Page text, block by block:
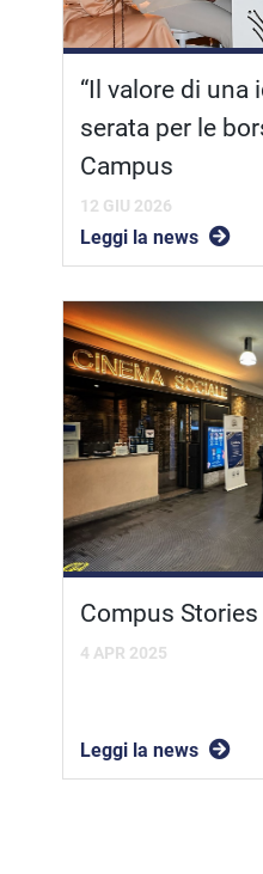
“Il valore di una
serata per le
Campus
12 GIU 2026
Leggi la news
Compus
4 APR 2025
Leggi la news